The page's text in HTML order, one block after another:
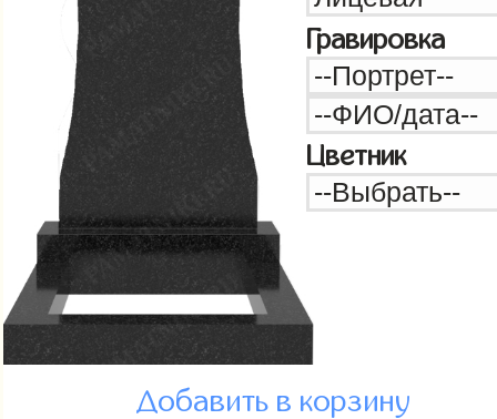
Гравировка
Цветник
Добавить в корзину